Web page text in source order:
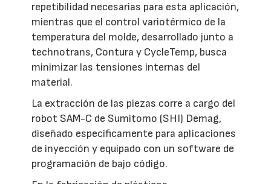
repetibilidad necesarias para esta aplicación,
mientras que el control variotérmico de la
temperatura del molde, desarrollado junto a
technotrans, Contura y CycleTemp, busca
minimizar las tensiones internas del
material.
La extracción de las piezas corre a cargo del
robot SAM-C de Sumitomo (SHI) Demag,
diseñado específicamente para aplicaciones
de inyección y equipado con un software de
programación de bajo código.